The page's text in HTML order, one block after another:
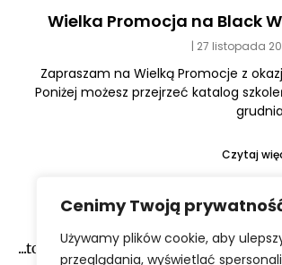
Cenimy Twoją
Używamy plików cookie, aby
przeglądania, wyświetlać
Wielka Promocja na Black
27 listopada
Zapraszam na Wielką Promocje z
Poniżej możesz przejrzeć katalog
Czytaj
...to narazie wszystko :-)